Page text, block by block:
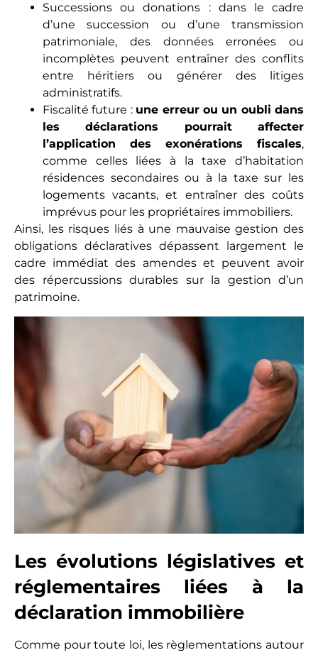
Successions ou donations : dans le cadre
d’une succession ou d’une transmission
patrimoniale, des données erronées ou
incomplètes peuvent entraîner des conflits
entre héritiers ou générer des litiges
administratifs.
Fiscalité future : une erreur ou un oubli dans
les déclarations pourrait affecter
l’application des exonérations fiscales,
comme celles liées à la taxe d’habitation
résidences secondaires ou à la taxe sur les
logements vacants, et entraîner des coûts
imprévus pour les propriétaires immobiliers.
Ainsi, les risques liés à une mauvaise gestion des
obligations déclaratives dépassent largement le
cadre immédiat des amendes et peuvent avoir
des répercussions durables sur la gestion d’un
patrimoine.
Les évolutions législatives et
réglementaires liées à la
déclaration immobilière
Comme pour toute loi, les règlementations autour